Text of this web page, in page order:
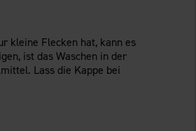
kleine Flecken hat, kann es
ist das Waschen in der
Lass die Kappe bei